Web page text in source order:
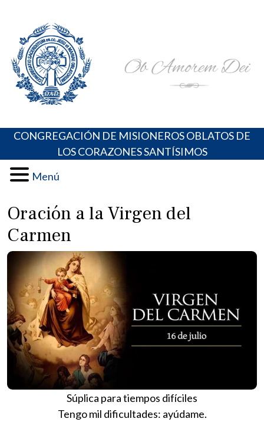
content
Portal de los Padres Oblatos. Advocaciones Marianas,
Oraciones, Música religiosa y más
CONGREGACIÓN DE MISIONEROS OBLATOS DE
LOS CORAZONES SANTÍSIMOS
Menú
Oración a la Virgen del
Carmen
Súplica para tiempos difíciles
Tengo mil dificultades: ayúdame.